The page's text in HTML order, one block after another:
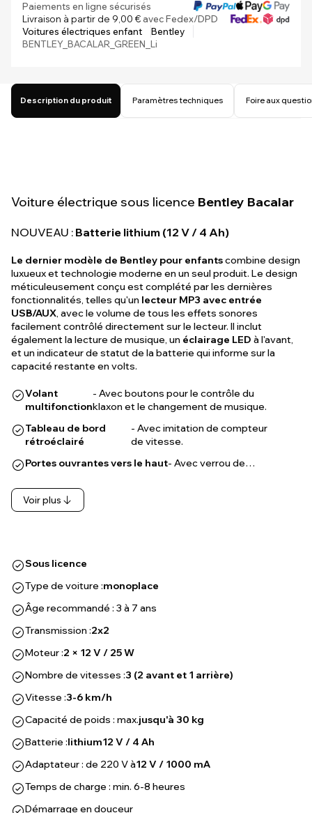
Paiements en ligne sécurisés
Livraison à partir de 9,00 €avec Fedex/DPD
Voitures électriques enfant
Bentley
BENTLEY_BACALAR_GREEN_Li
Description du produit Paramètres techniques Foire aux
Voiture électrique sous licence Bentley Bacalar
NOUVEAU : Batterie lithium (12 V / 4 Ah)
Le dernier modèle de Bentley pour enfantscombine design
luxueux et technologie moderne en un seul produit. Le design
méticuleusement conçu est complété par les dernières
fonctionnalités, telles qu'un lecteur MP3 avec entrée
USB/AUX, avec le volume de tous les effets sonores
facilement contrôlé directement sur le lecteur. Il inclut
également la lecture de musique, un éclairage LED à l'avant,
et un indicateur de statut de la batterie qui informe sur la
capacité restante en volts.
Volant
multifonction
- Avec boutons pour le contrôle du
klaxon et le changement de musique.
Tableau de bord
rétroéclairé
- Avec imitation de compteur
de vitesse.
Portes ouvrantes vers le haut- Avec verrou de…
Voir plus
Sous licence
Type de voiture :monoplace
Âge recommandé : 3 à 7 ans
Transmission :2x2
Moteur :2 × 12 V / 25 W
Nombre de vitesses :3 (2 avant et 1 arrière)
Vitesse :3-6 km/h
Capacité de poids : max.jusqu'à 30 kg
Batterie :lithium12 V / 4 Ah
Adaptateur : de 220 V à12 V / 1000 mA
Temps de charge : min. 6-8 heures
Démarrage en douceur